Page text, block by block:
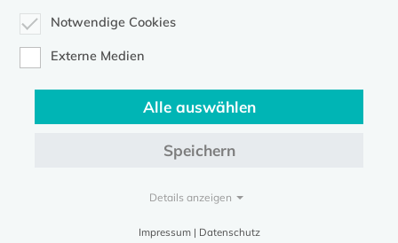
Diese Seite gehört zum Portalkirche-mv.de
Evangelische Kirche in Mecklenburg-Vorpommern © 2026
Notwendige Cookies
Externe Medien
Alle auswählen
Speichern
Details anzeigen
Impressum | Datenschutz